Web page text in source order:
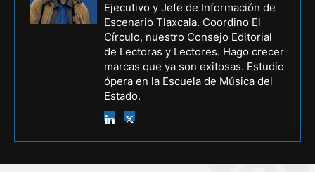
Ejecutivo y Jefe de Información de
Escenario Tlaxcala. Coordino El
Círculo, nuestro Consejo Editorial
de Lectoras y Lectores. Hago crecer
marcas que ya son exitosas. Estudio
ópera en la Escuela de Música del
Estado.